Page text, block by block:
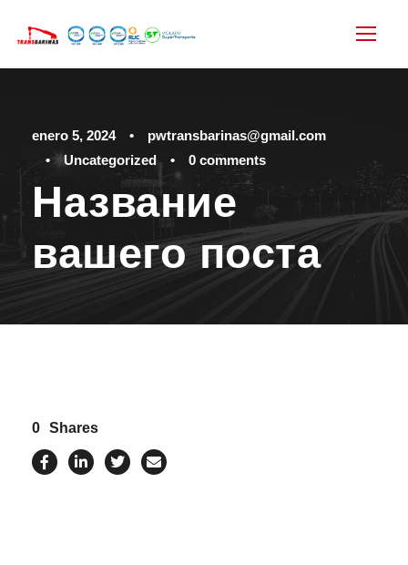
enero 5, 2024 •
pwtransbarinas@gmail.com
•
Uncategorized • 0 comments
Название
вашего поста
0 Shares